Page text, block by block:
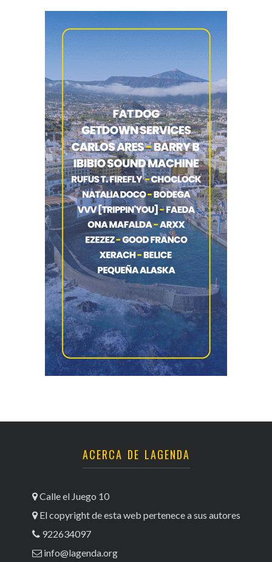
ACERCA DE LAGENDA
Calle el Juego 10
El copyright de esta web pertenece a sus autores
922634097
info@lagenda.org